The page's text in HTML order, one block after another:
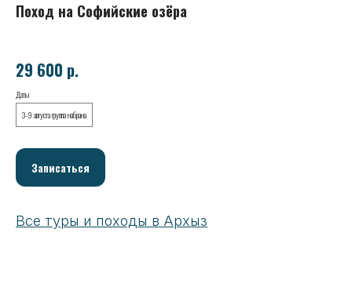
Поход на Софийские озёра
29 600 р.
Даты
3-9 августа группа набрана
Записаться
Все туры и походы в Архыз